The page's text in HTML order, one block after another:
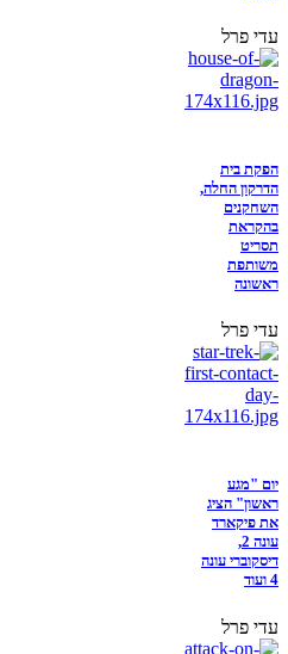
עדי פרל
הפקת בית
הדרקון החלה,
השחקנים
בהקראת
תסריט
משותפת
ראשונה
עדי פרל
יום "מגע
ראשון" הציג
את פיקארד
עונה 2,
דיסקוברי עונה
4 ועוד
עדי פרל